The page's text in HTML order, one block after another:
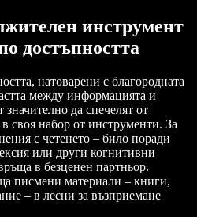
инструмент
достъпността
натоварени с благородната
между информацията и
да спечелят от
своя набор от инструменти. За
с четенето – било поради
или други когнитивни
в безценен партньор.
писмени материали – книги,
– в лесни за възприемане